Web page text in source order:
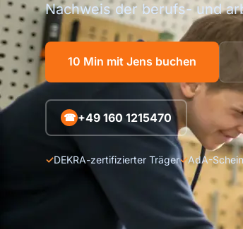
Nachweis der berufs- und
10 Min mit Jens buchen
☎ +49 160 1215470
✓DEKRA-zertifizierter Träger✓AdA-